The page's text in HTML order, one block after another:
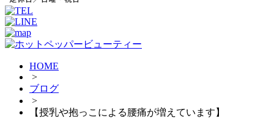
HOME
>
ブログ
>
【授乳や抱っこによる腰痛が増えています】